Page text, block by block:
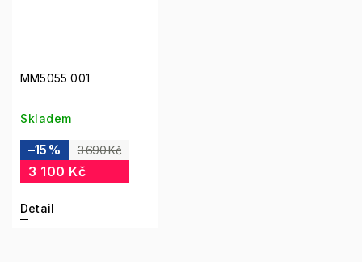
MM5055 001
Skladem
3 690 Kč
–15 %
3 100 Kč
Detail